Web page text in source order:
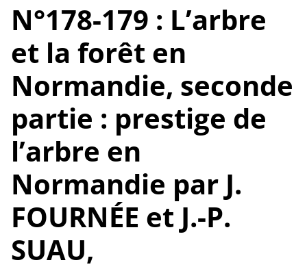
N°178-179 : L’arbre
et la forêt en
Normandie, seconde
partie : prestige de
l’arbre en
Normandie par J.
FOURNÉE et J.-P.
SUAU,